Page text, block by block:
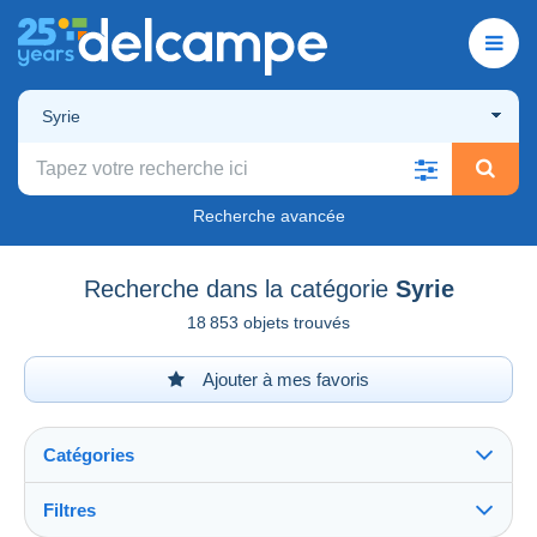
Syrie
Recherche avancée
Recherche dans la catégorie Syrie
18 853 objets trouvés
Ajouter à mes favoris
Catégories
Filtres